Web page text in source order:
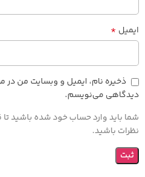
ایمیل *
ذخیره نام، ایمیل و وبسایت من در
دیدگاهی می‌نویسم.
شما باید وارد حساب خود شده باشید تا
نظرات باشید.